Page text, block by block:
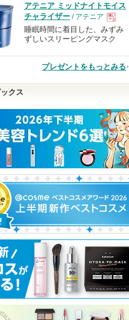
ンC
ジェノプティクス インフ
ィニットオーラ エッセン
SK-II
SK-IIからのお知
らせがあります
ショッピン
グサイトへ
クリ
キャ
品
アテニア ミッドナイトモイス
チャライザー / アテニア
現
品
睡眠時間に着目した、みずみ
ずしいスリーピングマスク
プレゼントをもっとみる
クス